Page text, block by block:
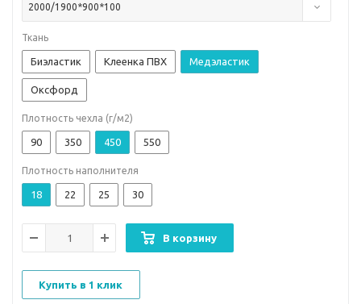
2000/1900*900*100
Ткань
Биэластик Клеенка ПВХ Медэластик
Оксфорд
Плотность чехла (г/м2)
90 350 450 550
Плотность наполнителя
18 22 25 30
В корзину
Купить в 1 клик